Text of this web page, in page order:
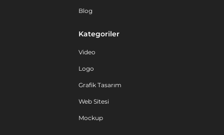
Blog
Kategoriler
Video
Logo
Grafik Tasarım
Web Sitesi
Mockup